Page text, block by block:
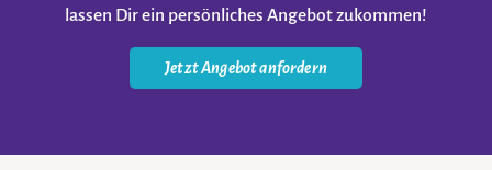
lassen Dir ein persönliches Angebot zukommen!
Jetzt Angebot anfordern